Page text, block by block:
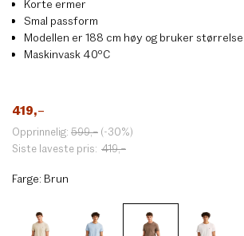
Korte ermer
Smal passform
Modellen er 188 cm høy og bruker størrelse
Maskinvask 40ºC
419,–
Opprinnelig: 599,– (-30%)
Siste laveste pris: 419,–
Farge: Brun